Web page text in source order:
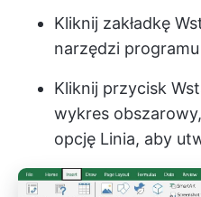
Kliknij zakładkę
narzędzi
Kliknij przycisk
wykres
opcję Linia, aby